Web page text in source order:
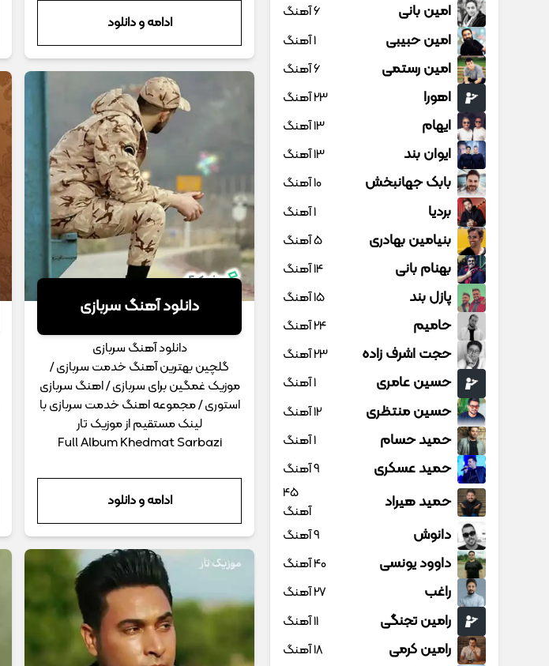
ادامه و دانلود
دانلود آهنگ سربازی
دانلود آهنگ سربازی
گلچین بهترین آهنگ خدمت سربازی /
موزیک غمگین برای سربازی / اهنگ سربازی
استوری / مجموعه اهنگ خدمت سربازی با
لینک مستقیم از موزیک تار
Full Album Khedmat Sarbazi
ادامه و دانلود
امین بانی 6 آهنگ
امین حبیبی 1 آهنگ
امین رستمی 6 آهنگ
اهورا 23 آهنگ
ایهام 13 آهنگ
ایوان بند 13 آهنگ
بابک جهانبخش 10 آهنگ
بردیا 1 آهنگ
بنیامین بهادری 5 آهنگ
بهنام بانی 14 آهنگ
پازل بند 15 آهنگ
حامیم 24 آهنگ
حجت اشرف زاده 23 آهنگ
حسین عامری 1 آهنگ
حسین منتظری 12 آهنگ
حمید حسام 1 آهنگ
حمید عسکری 9 آهنگ
حمید هیراد
45
آهنگ
دانوش 9 آهنگ
داوود یونسی 40 آهنگ
راغب 27 آهنگ
رامین تجنگی 11 آهنگ
رامین کرمی 18 آهنگ